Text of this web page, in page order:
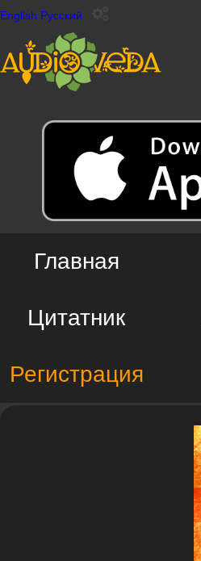
English Русский
Главная
Цитатник
Регистрация